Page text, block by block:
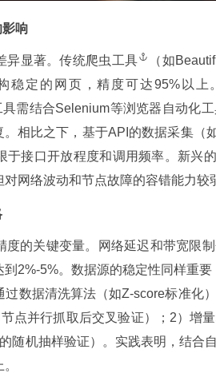
响
异显著。传统爬虫工具
（如
稳定的网页，精度可达95%以上
需结合Selenium等浏览器自动化
。相比之下，基于API的数据采集（
接口开放程度和调用频率。新兴
网络波动和节点故障的容错能力较
度的关键变量。网络延迟和带宽限
2%-5%。数据源的稳定性同样重
数据清洗算法（如Z-score标准化
点并行抓取后交叉验证）；2）增
随机抽样验证）。实践表明，结合